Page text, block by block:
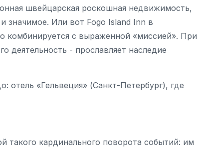
швейцарская роскошная недвижимость,
значимое. Или вот Fogo Island Inn в
комбинируется с выраженной «миссией». При
деятельность - прославляет наследие
отель «Гельвеция» (Санкт-Петербург), где
такого кардинального поворота событий: им